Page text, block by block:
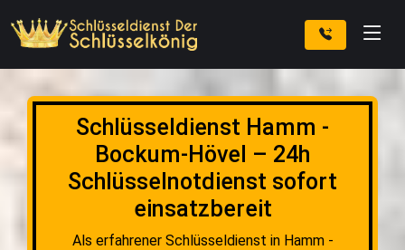
Schlüsseldienst Hamm -
Bockum-Hövel – 24h
Schlüsselnotdienst sofort
einsatzbereit
Als erfahrener Schlüsseldienst in Hamm -